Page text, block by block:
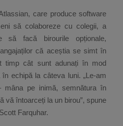
care produce software
să colaboreze cu colegii, a
să facă birourile opționale,
că aceștia se simt în
timp cât sunt adunați în mod
echipă la câteva luni. „Le-am
mâna pe inimă, semnătura în
vă întoarceți la un birou”, spune
Farquhar.